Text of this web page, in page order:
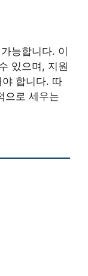
능합니다. 이
있으며, 지원
합니다. 따
으로 세우는